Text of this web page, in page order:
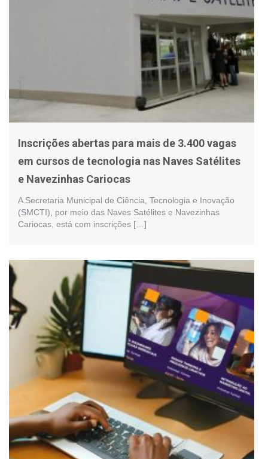
Inscrições abertas para mais de 3.400 vagas
em cursos de tecnologia nas Naves Satélites
e Navezinhas Cariocas
A Secretaria Municipal de Ciência, Tecnologia e Inovação
(SMCTI), por meio das Naves Satélites e Navezinhas
Cariocas, está com inscrições […]